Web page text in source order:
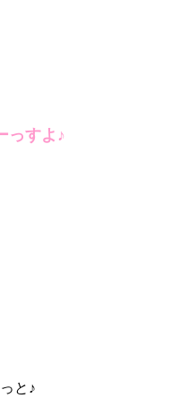
っすよ♪
と♪